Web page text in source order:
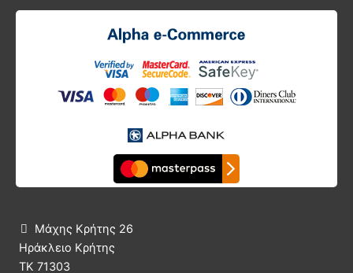

Μάχης Κρήτης 26
Ηράκλειο Κρήτης
ΤΚ 71303